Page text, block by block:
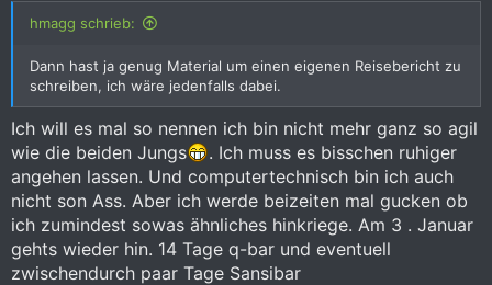
:
hmagg schrieb:
Dann hast ja genug Material um einen eigenen Reisebericht zu
schreiben, ich wäre jedenfalls dabei.
Ich will es mal so nennen ich bin nicht mehr ganz so agil
wie die beiden Jungs
. Ich muss es bisschen ruhiger
angehen lassen. Und computertechnisch bin ich auch
nicht son Ass. Aber ich werde beizeiten mal gucken ob
ich zumindest sowas ähnliches hinkriege. Am 3 . Januar
gehts wieder hin. 14 Tage q-bar und eventuell
zwischendurch paar Tage Sansibar